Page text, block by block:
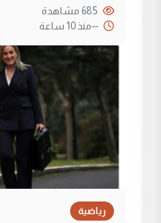
--منذ 10 ساعة
رياضية